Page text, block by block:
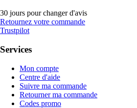
30 jours pour changer d'avis
Retournez votre commande
Trustpilot
Services
Mon compte
Centre d'aide
Suivre ma commande
Retourner ma commande
Codes promo